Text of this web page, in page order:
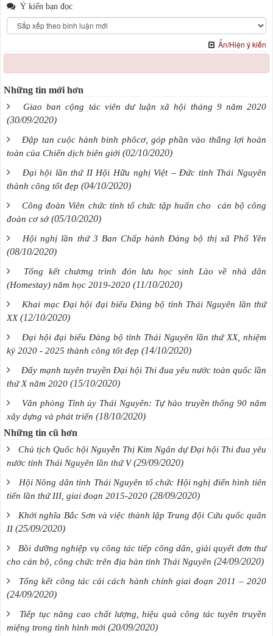
Ý kiến bạn đọc
Ẩn/Hiện ý kiến
Những tin mới hơn
Giao ban cộng tác viên dư luận xã hội tháng 9 năm 2020
(30/09/2020)
Đập tan cuộc hành binh phôcơ, góp phần vào thắng lợi hoàn
toàn của Chiến dịch biên giới (02/10/2020)
Đại hội lần thứ II Hội Hữu nghị Việt – Đức tỉnh Thái Nguyên
thành công tốt đẹp (04/10/2020)
Công đoàn Viên chức tỉnh tổ chức tập huấn cho cán bộ công
đoàn cơ sở (05/10/2020)
Hội nghị lần thứ 3 Ban Chấp hành Đảng bộ thị xã Phổ Yên
(08/10/2020)
Tổng kết chương trình đón lưu học sinh Lào về nhà dân
(Homestay) năm học 2019-2020 (11/10/2020)
Khai mạc Đại hội đại biểu Đảng bộ tỉnh Thái Nguyên lần thứ
XX (12/10/2020)
Đại hội đại biểu Đảng bộ tỉnh Thái Nguyên lần thứ XX, nhiệm
kỳ 2020 - 2025 thành công tốt đẹp (14/10/2020)
Đẩy mạnh tuyên truyền Đại hội Thi đua yêu nước toàn quốc lần
thứ X năm 2020 (15/10/2020)
Văn phòng Tỉnh ủy Thái Nguyên: Tự hào truyền thống 90 năm
xây dựng và phát triển (18/10/2020)
Những tin cũ hơn
Chủ tịch Quốc hội Nguyễn Thị Kim Ngân dự Đại hội Thi đua yêu
nước tỉnh Thái Nguyên lần thứ V (29/09/2020)
Hội Nông dân tỉnh Thái Nguyên tổ chức Hội nghị điển hình tiên
tiến lần thứ III, giai đoạn 2015-2020 (28/09/2020)
Khởi nghĩa Bắc Sơn và việc thành lập Trung đội Cứu quốc quân
II (25/09/2020)
Bồi dưỡng nghiệp vụ công tác tiếp công dân, giải quyết đơn thư
cho cán bộ, công chức trên địa bàn tỉnh Thái Nguyên (24/09/2020)
Tổng kết công tác cải cách hành chính giai đoạn 2011 – 2020
(24/09/2020)
Tiếp tục nâng cao chất lượng, hiệu quả công tác tuyên truyền
miệng trong tình hình mới (20/09/2020)